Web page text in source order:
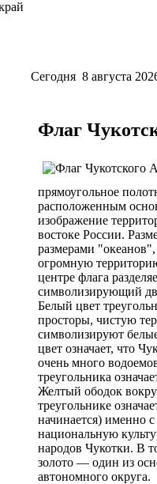
Cегодня 8 августа
Флаг
прямоугольное
расположенным
изображение
востоке России.
размерами
огромную
центре флага
символизирующий
Белый цвет
просторы, чистую
символизируют
цвет означает, что
очень много
треугольника
Желтый ободок
треугольнике
начинается) именно
национальную
народов Чукотки. В
золото — один из
автономного округа.